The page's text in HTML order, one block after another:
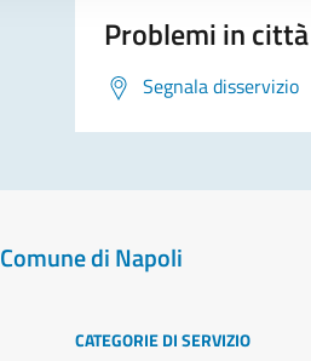
Problemi in città
Segnala disservizio
Comune di Napoli
CATEGORIE DI SERVIZIO